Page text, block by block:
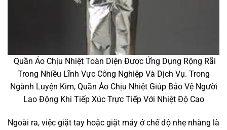
Quần Áo Chịu Nhiệt Toàn Diện Được Ứng Dụng Rộng Rãi
Trong Nhiều Lĩnh Vực Công Nghiệp Và Dịch Vụ. Trong
Ngành Luyện Kim, Quần Áo Chịu Nhiệt Giúp Bảo Vệ Người
Lao Động Khi Tiếp Xúc Trực Tiếp Với Nhiệt Độ Cao
Ngoài ra, việc giặt tay hoặc giặt máy ở chế độ nhẹ nhàng là